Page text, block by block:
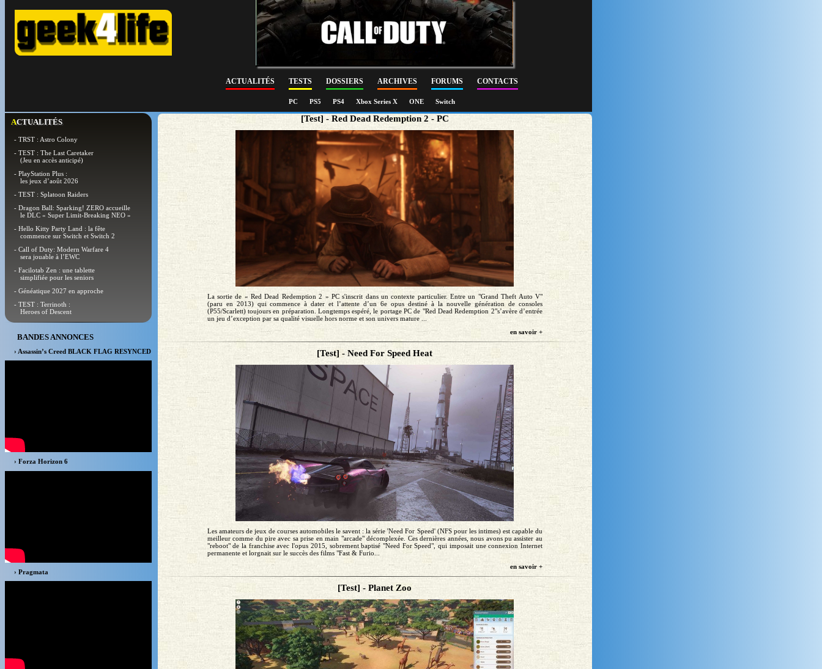
ACTUALITÉS TESTS DOSSIERS ARCHIVES FORUMS CONTACTS
PC PS5 PS4 Xbox Series X ONE Switch
ACTUALITÉS
- TRST : Astro Colony
- TEST : The Last Caretaker
(Jeu en accès anticipé)
- PlayStation Plus :
les jeux d’août 2026
- TEST : Splatoon Raiders
- Dragon Ball: Sparking! ZERO accueille
le DLC « Super Limit-Breaking NEO »
- Hello Kitty Party Land : la fête
commence sur Switch et Switch 2
- Call of Duty: Modern Warfare 4
sera jouable à l’EWC
- Facilotab Zen : une tablette
simplifiée pour les seniors
- Généatique 2027 en approche
- TEST : Terrinoth :
Heroes of Descent
BANDES ANNONCES
› Assassin’s Creed BLACK FLAG RESYNCED
› Forza Horizon 6
› Pragmata
[Test] - Red Dead Redemption 2 - PC
La sortie de « Red Dead Redemption 2 » PC s'inscrit dans un contexte particulier. Entre un "Grand Theft Auto V"
(paru en 2013) qui commence à dater et l’attente d’un 6e opus destiné à la nouvelle génération de consoles
(P55/Scarlett) toujours en préparation. Longtemps espéré, le portage PC de "Red Dead Redemption 2"s’avère d’entrée
un jeu d’exception par sa qualité visuelle hors norme et son univers mature ...
en savoir +
[Test] - Need For Speed Heat
Les amateurs de jeux de courses automobiles le savent : la série 'Need For Speed' (NFS pour les intimes) est capable du
meilleur comme du pire avec sa prise en main "arcade" décomplexée. Ces dernières années, nous avons pu assister au
"reboot" de la franchise avec l'opus 2015, sobrement baptisé "Need For Speed", qui imposait une connexion Internet
permanente et lorgnait sur le succès des films "Fast & Furio...
en savoir +
[Test] - Planet Zoo